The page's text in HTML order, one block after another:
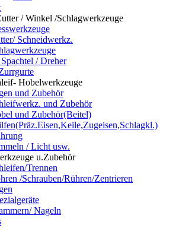
/ Winkel /Schlagwerkzeuge
Schneidwerkz.
/ Dreher
Hobelwerkzeuge
und Zubehör
und Zubehör
und Zubehör(Beitel)
/ Licht usw.
u.Zubehör
Trennen
/Schrauben/Rühren/Zentrieren
Nageln